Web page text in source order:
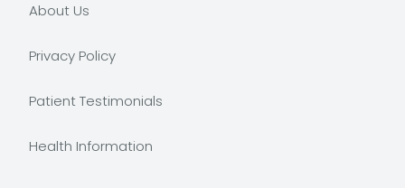
About Us
Privacy Policy
Patient Testimonials
Health Information